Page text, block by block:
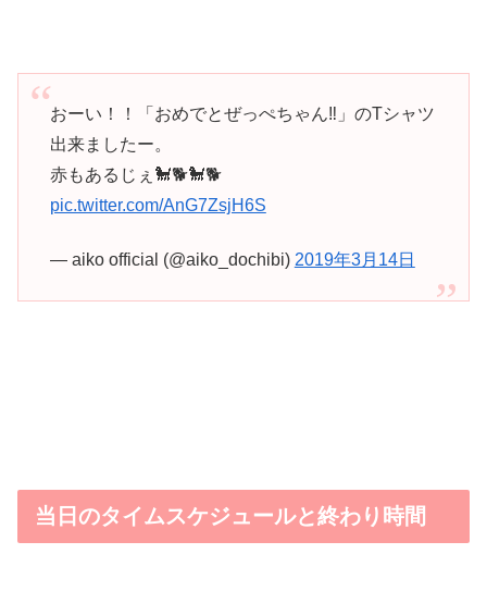
おーい！！「おめでとぜっぺちゃん‼︎」のTシャツ
出来ましたー。
赤もあるじぇ🐩🐕🐩🐕
pic.twitter.com/AnG7ZsjH6S
— aiko official (@aiko_dochibi) 2019年3月14日
当日のタイムスケジュールと終わり時間